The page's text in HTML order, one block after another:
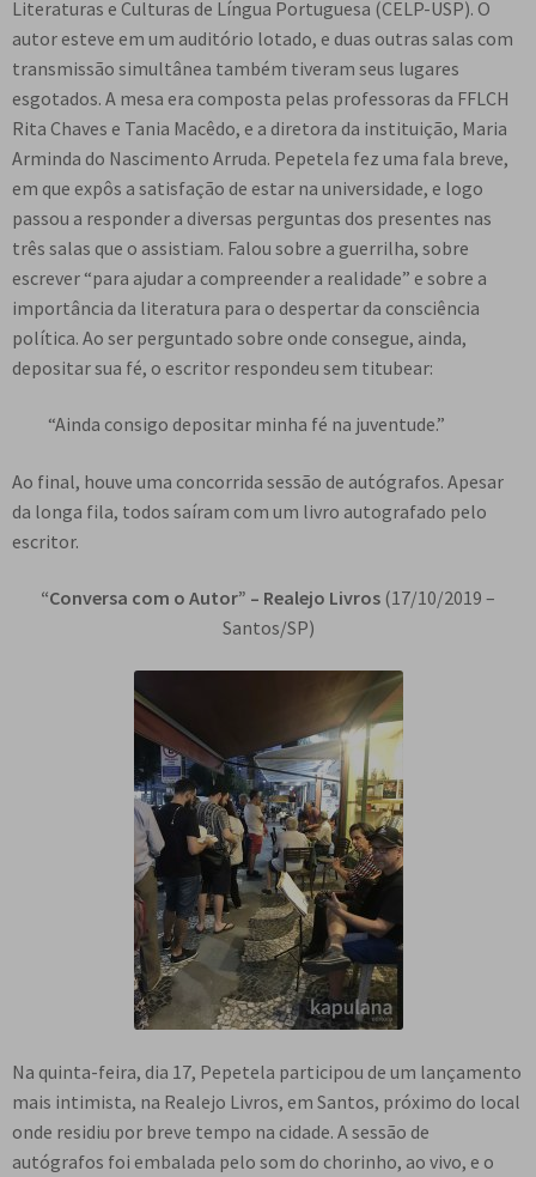
Literaturas e Culturas de Língua Portuguesa (CELP-USP). O
autor esteve em um auditório lotado, e duas outras salas com
transmissão simultânea também tiveram seus lugares
esgotados. A mesa era composta pelas professoras da FFLCH
Rita Chaves e Tania Macêdo, e a diretora da instituição, Maria
Arminda do Nascimento Arruda. Pepetela fez uma fala breve,
em que expôs a satisfação de estar na universidade, e logo
passou a responder a diversas perguntas dos presentes nas
três salas que o assistiam. Falou sobre a guerrilha, sobre
escrever “para ajudar a compreender a realidade” e sobre a
importância da literatura para o despertar da consciência
política. Ao ser perguntado sobre onde consegue, ainda,
depositar sua fé, o escritor respondeu sem titubear:
“Ainda consigo depositar minha fé na juventude.”
Ao final, houve uma concorrida sessão de autógrafos. Apesar
da longa fila, todos saíram com um livro autografado pelo
escritor.
“Conversa com o Autor” – Realejo Livros (17/10/2019 –
Santos/SP)
Na quinta-feira, dia 17, Pepetela participou de um lançamento
mais intimista, na Realejo Livros, em Santos, próximo do local
onde residiu por breve tempo na cidade. A sessão de
autógrafos foi embalada pelo som do chorinho, ao vivo, e o